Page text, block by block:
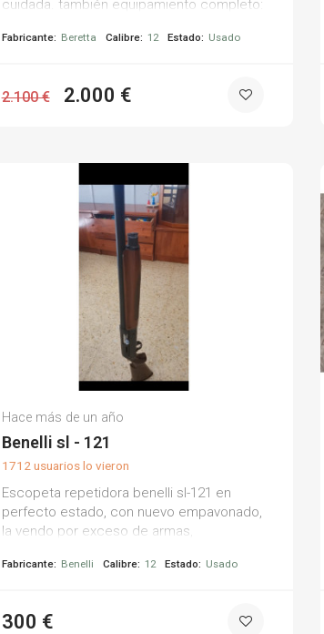
cuidada. también equipamiento completo:
bolsas beretta portacartuchos - chaleco
no negociables.
Fabricante: Beretta Calibre: 12 Estado: Usado
2.100 € 2.000 €
Juan Carlos S.
Hace más de un año
Benelli sl - 121
1712 usuarios lo vieron
Escopeta repetidora benelli sl-121 en
perfecto estado, con nuevo empavonado,
la vendo por exceso de armas,
Fabricante: Benelli Calibre: 12 Estado: Usado
300 €